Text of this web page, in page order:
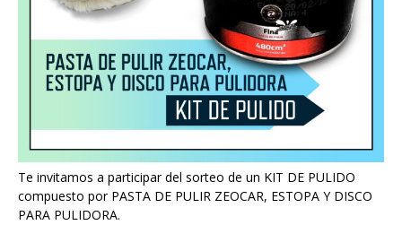
Te invitamos a participar del sorteo de un KIT DE PULIDO
compuesto por PASTA DE PULIR ZEOCAR, ESTOPA Y DISCO
PARA PULIDORA.